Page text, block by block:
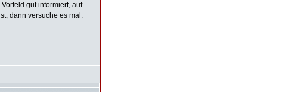
gut informiert, auf
dann versuche es mal.